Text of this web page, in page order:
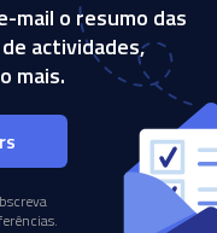
mail o resumo das
actividades,
mais.